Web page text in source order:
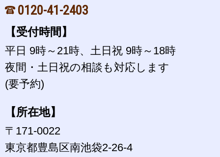
0120-41-2403
【受付時間】
平日 9時～21時、土日祝 9時～18時
夜間・土日祝の相談も対応します
(要予約)
【所在地】
〒171-0022
東京都豊島区南池袋2-26-4